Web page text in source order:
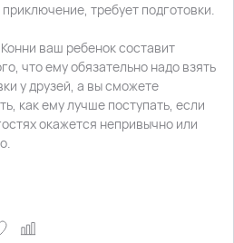
требует подготовки.
ваш ребенок составит
что ему обязательно надо взять
у друзей, а вы сможете
как ему лучше поступать, если
окажется непривычно или